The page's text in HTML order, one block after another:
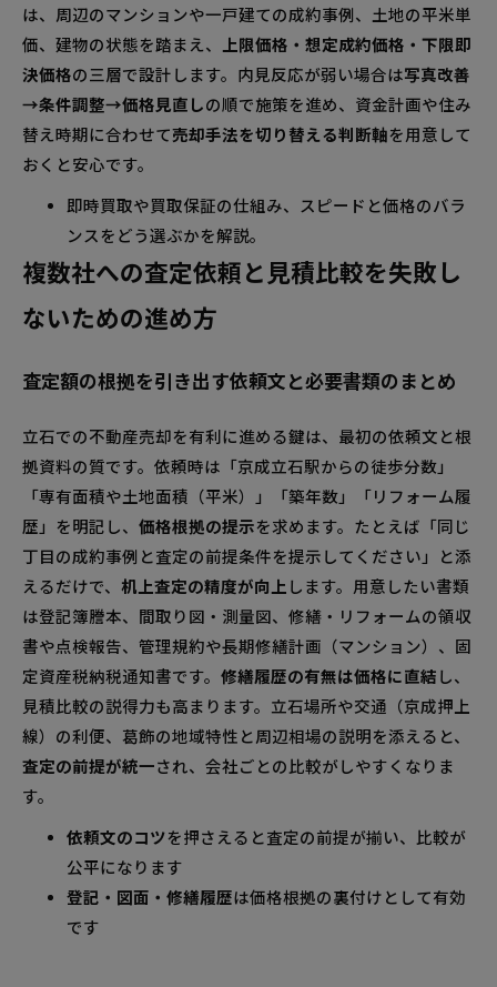
は、周辺のマンションや一戸建ての成約事例、土地の平米単
価、建物の状態を踏まえ、 上限価格・想定成約価格・下限即
決価格の三層で設計します。内見反応が弱い場合は写真改善
→条件調整→価格見直しの順で施策を進め、資金計画や住み
替え時期に合わせて売却手法を切り替える判断軸を用意して
おくと安心です。
即時買取や買取保証の仕組み、スピードと価格のバラ
ンスをどう選ぶかを解説。
複数社への査定依頼と見積比較を失敗し
ないための進め方
査定額の根拠を引き出す依頼文と必要書類のまとめ
立石での不動産売却を有利に進める鍵は、最初の依頼文と根
拠資料の質です。依頼時は「京成立石駅からの徒歩分数」
「専有面積や土地面積（平米）」「築年数」「リフォーム履
歴」を明記し、 価格根拠の提示を求めます。たとえば「同じ
丁目の成約事例と査定の前提条件を提示してください」と添
えるだけで、 机上査定の精度が向上 します。用意したい書類
は登記簿謄本、間取り図・測量図、修繕・リフォームの領収
書や点検報告、管理規約や長期修繕計画（マンション）、固
定資産税納税通知書です。 修繕履歴の有無は価格に直結 し、
見積比較の説得力も高まります。立石場所や交通（京成押上
線）の利便、葛飾の地域特性と周辺相場の説明を添えると、
査定の前提が統一され、会社ごとの比較がしやすくなりま
す。
依頼文のコツを押さえると査定の前提が揃い、比較が
公平になります
登記・図面・修繕履歴は価格根拠の裏付けとして有効
です